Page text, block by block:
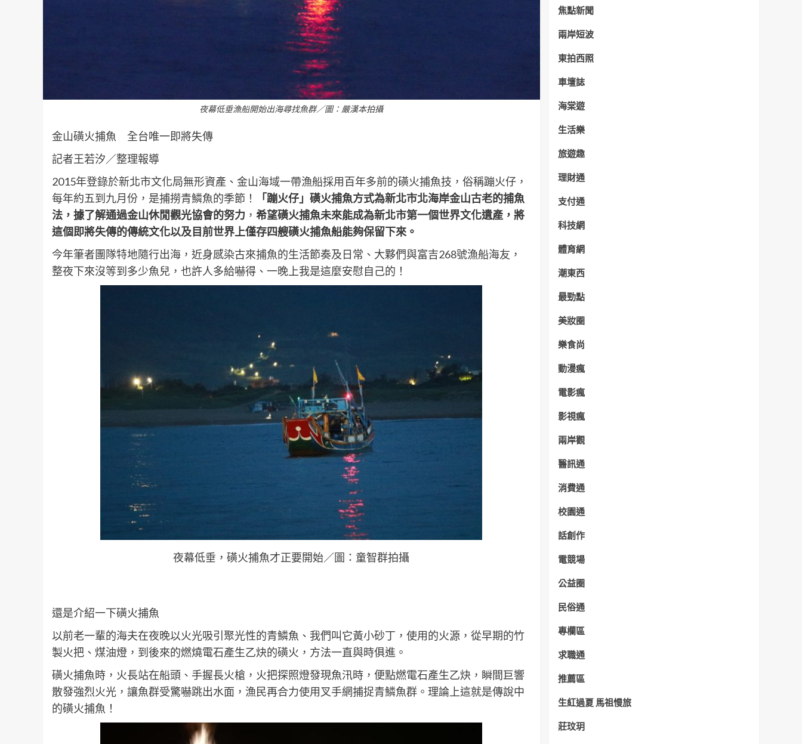
夜幕低垂漁船開始出海尋找魚群／圖：嚴漢本拍攝
金山磺火捕魚 全台唯一即將失傳
記者王若汐／整理報導
2015年登錄於新北市文化局無形資產、金山海域一帶漁船採用百年多前的磺火捕魚技，俗稱蹦火仔，
每年約五到九月份，是捕撈青鱗魚的季節！
「蹦火仔」磺火捕魚方式為新北市北海岸金山古老的捕魚
法，據了解通過金山休閒觀光協會的努力 ， 希望磺火捕魚未來能成為新北市第一個世界文化遺產，將
這個即將失傳的傳統文化以及目前世界上僅存四艘磺火捕魚船能夠保留下來。
今年筆者團隊特地隨行出海，近身感染古來捕魚的生活節奏及日常、大夥們與富吉268號漁船海友，
整夜下來沒等到多少魚兒，也許人多給嚇得、一晚上我是這麼安慰自己的！
夜幕低垂，磺火捕魚才正要開始／圖：童智群拍攝
還是介紹一下磺火捕魚
以前老一輩的海夫在夜晚以火光吸引聚光性的青鱗魚、我們叫它黃小砂丁，使用的火源，從早期的竹
製火把、煤油燈，到後來的燃燒電石產生乙炔的磺火，方法一直與時俱進。
磺火捕魚時，火長站在船頭、手握長火槍，火把探照燈發現魚汛時，便點燃電石產生乙炔，瞬間巨響
散發強烈火光，讓魚群受驚嚇跳出水面，漁民再合力使用叉手網捕捉青鱗魚群。理論上這就是傳說中
的磺火捕魚！
焦點新聞
兩岸短波
東拍西照
車壇誌
海棠遊
生活樂
旅遊趣
理財通
支付通
科技網
體育網
潮東西
最勁點
美妝圈
樂食尚
動漫瘋
電影瘋
影視瘋
兩岸觀
醫訊通
消費通
校園通
話創作
電競場
公益圈
民俗通
專欄區
求職通
推薦區
生紅過夏 馬祖慢旅
莊玟玥